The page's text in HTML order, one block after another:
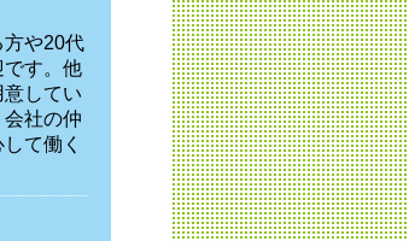
方や20代
です。他
してい
社の仲
て働く